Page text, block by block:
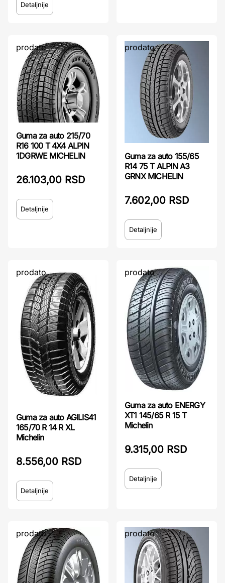
Detaljnije
prodato
Guma za auto 215/70
R16 100 T 4X4 ALPIN
1DGRWE MICHELIN
26.103,00 RSD
Detaljnije
prodato
Guma za auto 155/65
R14 75 T ALPIN A3
GRNX MICHELIN
7.602,00 RSD
Detaljnije
prodato
Guma za auto AGILIS41
165/70 R 14 R XL
Michelin
8.556,00 RSD
Detaljnije
prodato
Guma za auto ENERGY
XT1 145/65 R 15 T
Michelin
9.315,00 RSD
Detaljnije
prodato prodato